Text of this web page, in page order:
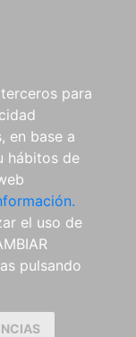
para
en base a
hábitos de
el uso de
pulsando